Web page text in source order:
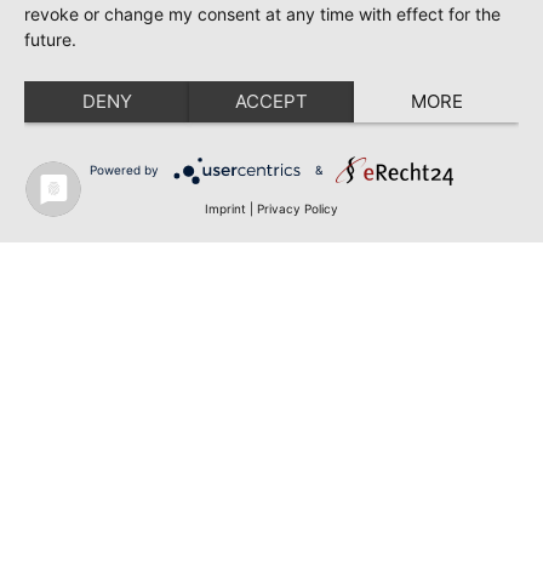
revoke or change my consent at any time with effect for the
future.
DENY ACCEPT MORE
Powered by &
Imprint Privacy Policy